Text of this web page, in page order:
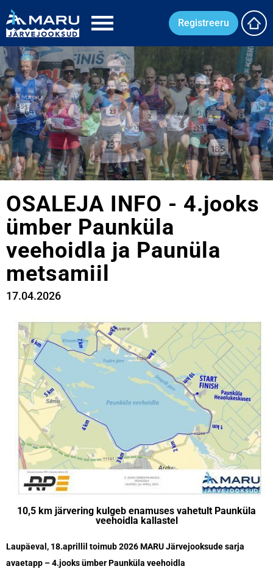
Registreeru
OSALEJA INFO - 4.jooks
ümber Paunküla
veehoidla ja Paunüla
metsamiil
17.04.2026
10,5 km järvering kulgeb enamuses vahetult Paunküla
veehoidla kallastel
Laupäeval, 18.aprillil toimub 2026 MARU Järvejooksude sarja
avaetapp – 4.jooks ümber Paunküla veehoidla